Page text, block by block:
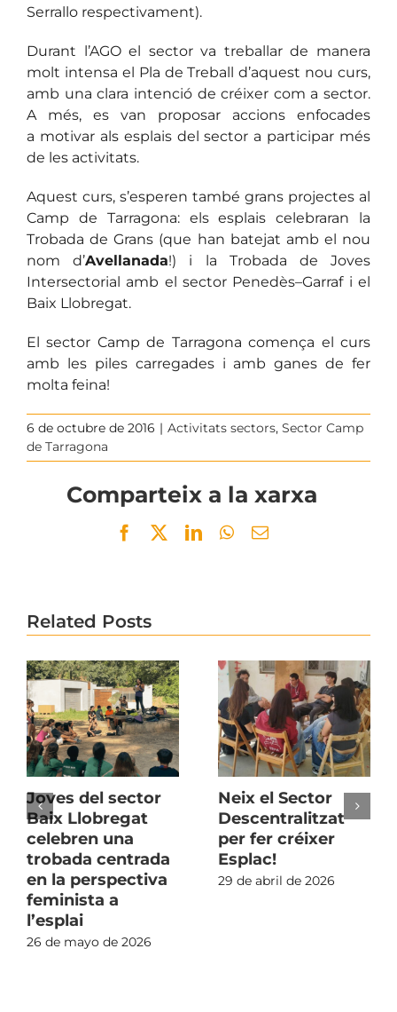
Serrallo respectivament).
Durant l’AGO el sector va treballar de manera
molt intensa el Pla de Treball d’aquest nou curs,
amb una clara intenció de créixer com a sector.
A més, es van proposar accions enfocades
a motivar als esplais del sector a participar més
de les activitats.
Aquest curs, s’esperen també grans projectes al
Camp de Tarragona: els esplais celebraran la
Trobada de Grans (que han batejat amb el nou
nom d’Avellanada!) i la Trobada de Joves
Intersectorial amb el sector Penedès–Garraf i el
Baix Llobregat.
El sector Camp de Tarragona comença el curs
amb les piles carregades i amb ganes de fer
molta feina!
6 de octubre de 2016 | Activitats sectors, Sector Camp
de Tarragona
Comparteix a la xarxa
Facebook
TwitterLinkedInWhatsApp
Email
Related Posts
Joves del sector
Baix Llobregat
celebren una
trobada centrada
en la perspectiva
feminista a
l’esplai
26 de mayo de 2026
Neix el Sector
Descentralitzat
per fer créixer
Esplac!
29 de abril de 2026